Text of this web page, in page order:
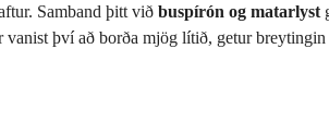
Samband þitt við buspírón og matarlyst
því að borða mjög lítið, getur